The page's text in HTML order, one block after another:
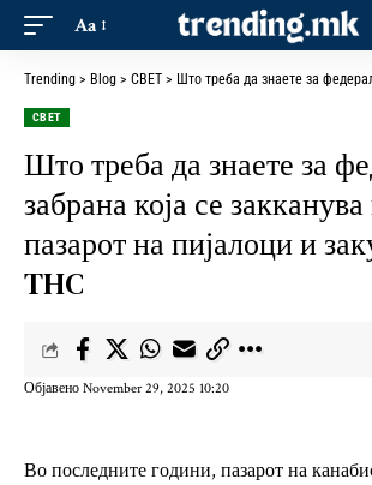
Aa
Trending > Blog > СВЕТ > Што треба да знаете за федералната забрана која се
СВЕТ
Што треба да знаете за
забрана која се закканува
пазарот на пијалоци и
THC
Објавено November 29, 2025 10:20
Во последните години, пазарот на